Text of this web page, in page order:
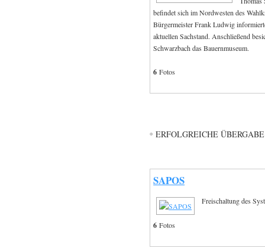
befindet sich im Nordwesten des
Bürgermeister Frank Ludwig
aktuellen Sachstand. Anschließend
Schwarzbach das Bauernmuseum.
6 Fotos
ERFOLGREICHE
SAPOS
Freischaltung des
6 Fotos